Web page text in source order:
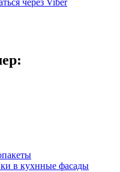
в кухнные фасады